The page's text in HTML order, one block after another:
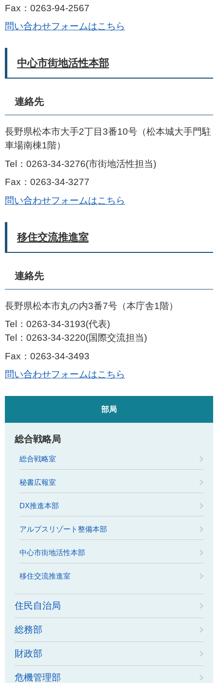
Fax：0263-94-2567
問い合わせフォームはこちら
中心市街地活性本部
連絡先
長野県松本市大手2丁目3番10号（松本城大手門駐
車場南棟1階）
Tel：0263-34-3276 市街地活性担当
Fax：0263-34-3277
問い合わせフォームはこちら
移住交流推進室
連絡先
長野県松本市丸の内3番7号（本庁舎1階）
Tel：0263-34-3193 代表
Tel：0263-34-3220 国際交流担当
Fax：0263-34-3493
問い合わせフォームはこちら
部局
総合戦略局
総合戦略室
秘書広報室
DX推進本部
アルプスリゾート整備本部
中心市街地活性本部
移住交流推進室
住民自治局
総務部
財政部
危機管理部